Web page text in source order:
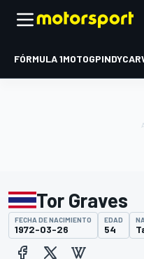
FÓRMULA 1MOTOGPINDYCAR
Tor Graves
FECHA DE NACIMIENTO
1972-03-26
EDAD
54